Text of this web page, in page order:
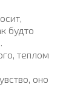
будто
теплом
оно